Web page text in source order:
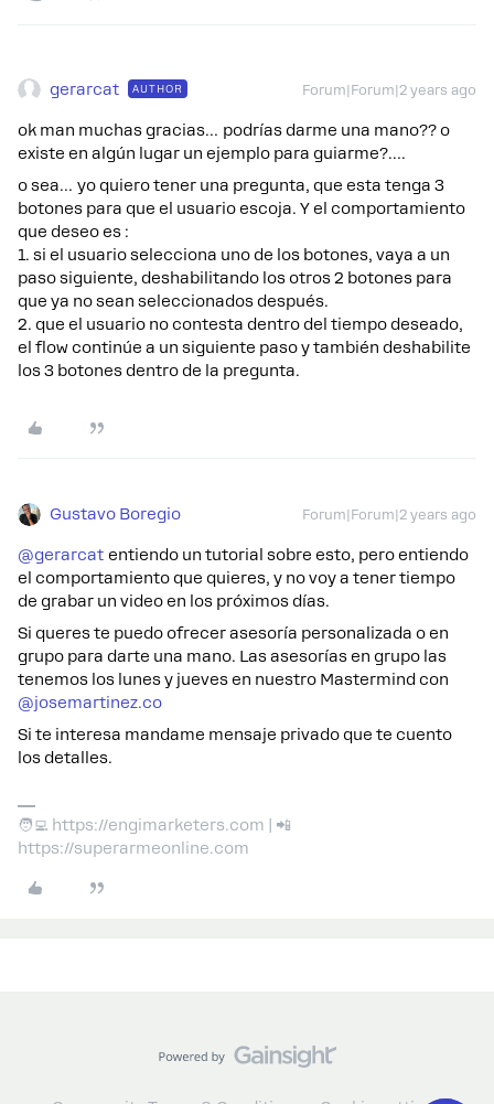
gerarcat AUTHOR Forum|Forum|2 years ago
ok man muchas gracias… podrías darme una mano?? o
existe en algún lugar un ejemplo para guiarme?….
o sea… yo quiero tener una pregunta, que esta tenga 3
botones para que el usuario escoja. Y el comportamiento
que deseo es :
1. si el usuario selecciona uno de los botones, vaya a un
paso siguiente, deshabilitando los otros 2 botones para
que ya no sean seleccionados después.
2. que el usuario no contesta dentro del tiempo deseado,
el flow continúe a un siguiente paso y también deshabilite
los 3 botones dentro de la pregunta.
Gustavo Boregio Forum|Forum|2 years ago
@gerarcat entiendo un tutorial sobre esto, pero entiendo
el comportamiento que quieres, y no voy a tener tiempo
de grabar un video en los próximos días.
Si queres te puedo ofrecer asesoría personalizada o en
grupo para darte una mano. Las asesorías en grupo las
tenemos los lunes y jueves en nuestro Mastermind con
@josemartinez.co
Si te interesa mandame mensaje privado que te cuento
los detalles.
🧑‍💻 https://engimarketers.com | 📲
https://superarmeonline.com